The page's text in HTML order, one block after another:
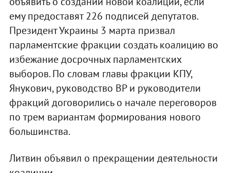
ему предоставят 226 подписей депутатов.
Президент Украины 3 марта призвал
парламентские фракции создать коалицию во
избежание досрочных парламентских
выборов. По словам главы фракции КПУ,
Янукович, руководство ВР и руководители
фракций договорились о начале переговоров
по трем вариантам формирования нового
большинства.
Литвин объявил о прекращении деятельности